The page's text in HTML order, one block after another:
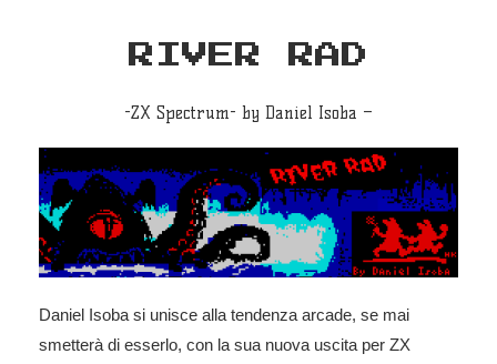
RIVER RAD
-ZX Spectrum- by Daniel Isoba –
Daniel Isoba si unisce alla tendenza arcade, se mai
smetterà di esserlo, con la sua nuova uscita per ZX